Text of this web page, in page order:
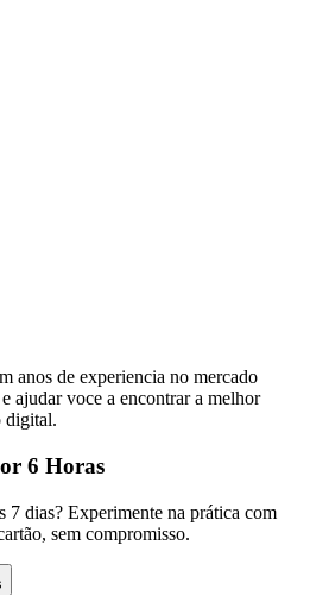
anos de experiencia no mercado
ajudar voce a encontrar a melhor
digital.
6 Horas
7 dias? Experimente na prática com
sem compromisso.